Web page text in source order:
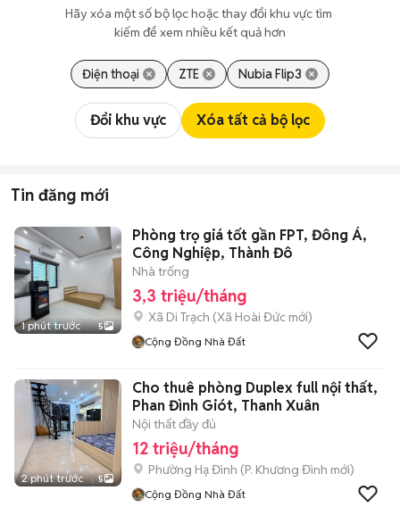
Hãy xóa một số bộ lọc hoặc thay đổi khu vực tìm
kiếm để xem nhiều kết quả hơn
Điện thoại ZTE Nubia Flip3
Đổi khu vực Xóa tất cả bộ lọc
Tin đăng mới
1 phút trước 5
Phòng trọ giá tốt gần FPT, Đông Á,
Công Nghiệp, Thành Đô
Nhà trống
3,3 triệu/tháng
Xã Di Trạch (Xã Hoài Đức mới)
Cộng Đồng Nhà Đất
2 phút trước 5
Cho thuê phòng Duplex full nội thất,
Phan Đình Giót, Thanh Xuân
Nội thất đầy đủ
12 triệu/tháng
Phường Hạ Đình (P. Khương Đình mới)
Cộng Đồng Nhà Đất